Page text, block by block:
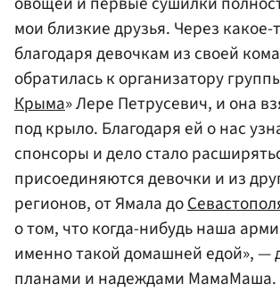
мои близкие друзья. Через какое-
благодаря девочкам из своей
обратилась к организатору
Крыма» Лере Петрусевич, и она
под крыло. Благодаря ей о нас
спонсоры и дело стало
присоединяются девочки и из
регионов, от Ямала до
о том, что когда-нибудь наша
именно такой домашней едой», —
планами и надеждами МамаМаша.